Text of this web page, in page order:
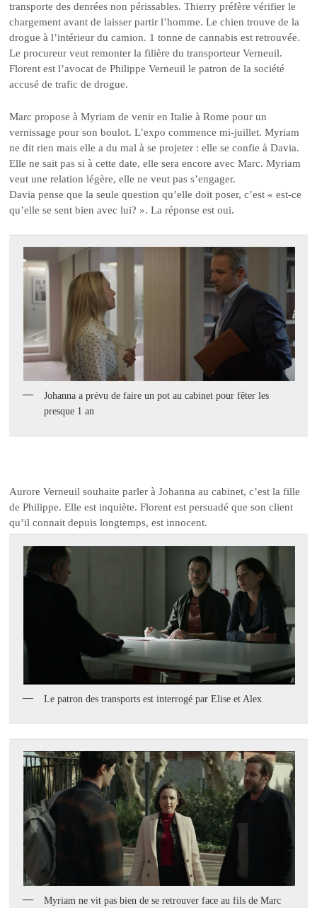
transporte des denrées non périssables. Thierry préfère vérifier le
chargement avant de laisser partir l’homme. Le chien trouve de la
drogue à l’intérieur du camion. 1 tonne de cannabis est retrouvée.
Le procureur veut remonter la filière du transporteur Verneuil.
Florent est l’avocat de Philippe Verneuil le patron de la société
accusé de trafic de drogue.
Marc propose à Myriam de venir en Italie à Rome pour un
vernissage pour son boulot. L’expo commence mi-juillet. Myriam
ne dit rien mais elle a du mal à se projeter : elle se confie à Davia.
Elle ne sait pas si à cette date, elle sera encore avec Marc. Myriam
veut une relation légère, elle ne veut pas s’engager.
Davia pense que la seule question qu’elle doit poser, c’est « est-ce
qu’elle se sent bien avec lui? ». La réponse est oui.
Johanna a prévu de faire un pot au cabinet pour fêter les
presque 1 an
Aurore Verneuil souhaite parler à Johanna au cabinet, c’est la fille
de Philippe. Elle est inquiète. Florent est persuadé que son client
qu’il connait depuis longtemps, est innocent.
Le patron des transports est interrogé par Elise et Alex
Myriam ne vit pas bien de se retrouver face au fils de Marc